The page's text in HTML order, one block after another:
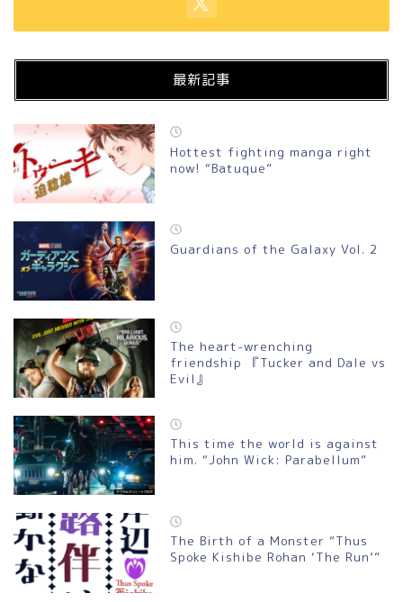
最新記事
Hottest fighting manga right
now! “Batuque”
Guardians of the Galaxy Vol. 2
The heart-wrenching
friendship 『Tucker and Dale vs
Evil』
This time the world is against
him. “John Wick: Parabellum”
The Birth of a Monster “Thus
Spoke Kishibe Rohan ‘The Run’”
映画
マンガ